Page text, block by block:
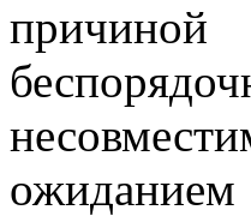
причиной